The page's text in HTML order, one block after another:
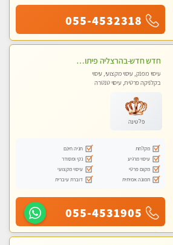
055-4532318
חדש חדש-בהרצליה פיתוח כל סוגי העיסויים מעסה מקצועית ואיכותית פרטי!!!
עיסוי מפנק, עיסוי מקצועי, עיסוי
בקלניקה פרטית, עיסוי טנטרה
פלטינה
מקלחת
חניה חינם
עיסוי מרגיע
נקי ומסודר
מקום פרטי
עיסוי מקצועי
תמונה אמיתית
דוברת עיברית
055-4531905